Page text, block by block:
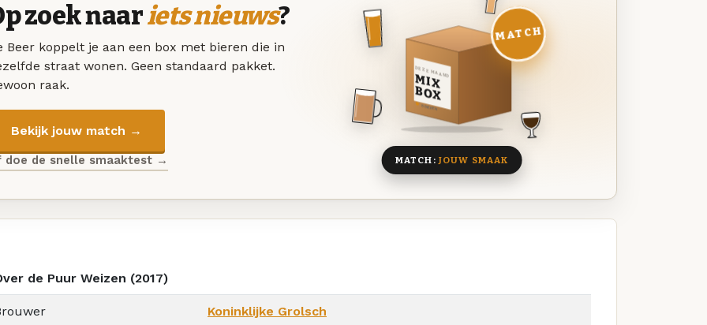
zoek naariets nieuws?
Beer koppelt je aan een box met bieren die in
straat wonen. Geen standaard pakket.
raak.
Bekijk jouw match →
doe de snelle smaaktest →
DEZE MAAND
MIX
BOX
8 BIEREN
MATCH
MATCH: JOUW SMAAK
de Puur Weizen (2017)
Koninklijke Grolsch